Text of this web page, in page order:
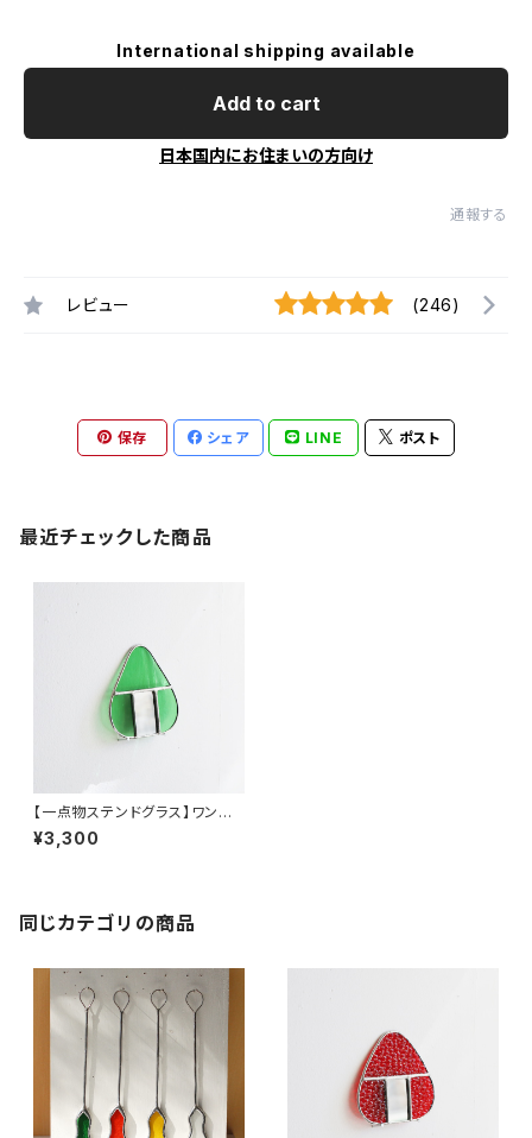
International shipping available
Add to cart
日本国内にお住まいの方向け
通報する
レビュー (246)
保存 シェア LINE ポスト
最近チェックした商品
【一点物ステンドグラス】ワンダ
ーおむすびC／和田良弘
¥3,300
同じカテゴリの商品